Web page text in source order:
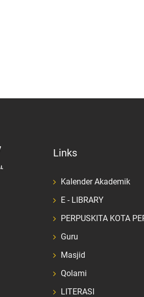
Links
Kalender Akademik
E - LIBRARY
PERPUSKITA KOTA
Guru
Masjid
Qolami
LITERASI